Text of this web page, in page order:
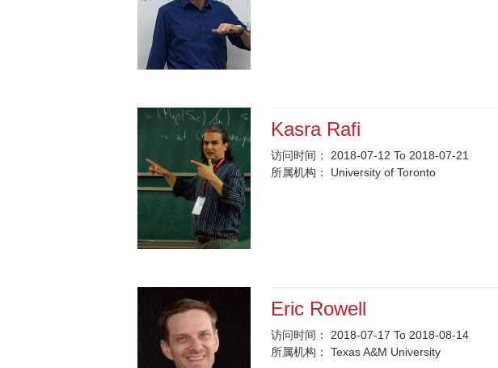
Kasra Rafi
访问时间：
2018-07-12 To 2018-07-21
所属机构：
University of Toronto
Eric Rowell
访问时间：
2018-07-17 To 2018-08-14
所属机构：
Texas A&M University